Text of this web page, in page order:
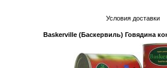
Условия доставки
Baskerville (Баскервиль) Говядина